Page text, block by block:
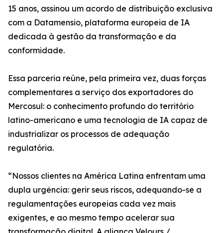
15 anos, assinou um acordo de distribuição exclusiva
com a Datamensio, plataforma europeia de IA
dedicada à gestão da transformação e da
conformidade.
Essa parceria reúne, pela primeira vez, duas forças
complementares a serviço dos exportadores do
Mercosul: o conhecimento profundo do território
latino-americano e uma tecnologia de IA capaz de
industrializar os processos de adequação
regulatória.
“Nossos clientes na América Latina enfrentam uma
dupla urgência: gerir seus riscos, adequando-se a
regulamentações europeias cada vez mais
exigentes, e ao mesmo tempo acelerar sua